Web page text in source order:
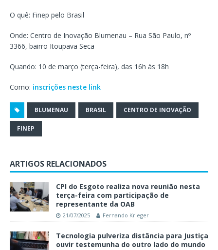
O quê: Finep pelo Brasil
Onde: Centro de Inovação Blumenau – Rua São Paulo, nº
3366, bairro Itoupava Seca
Quando: 10 de março (terça-feira), das 16h às 18h
Como: inscrições neste link
BLUMENAU BRASIL CENTRO DE INOVAÇÃO
FINEP
ARTIGOS RELACIONADOS
CPI do Esgoto realiza nova reunião nesta
terça-feira com participação de
representante da OAB
21/07/2025 Fernando Krieger
Tecnologia pulveriza distância para Justiça
ouvir testemunha do outro lado do mundo